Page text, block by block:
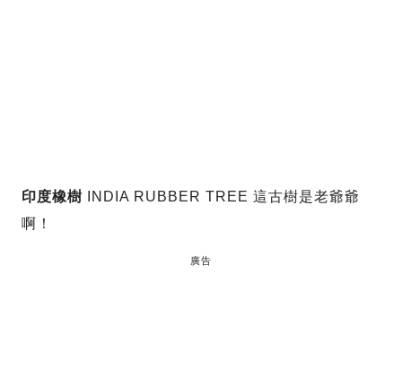
印度橡樹 INDIA RUBBER TREE 這古樹是老爺爺
啊！
廣告